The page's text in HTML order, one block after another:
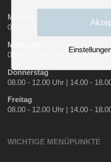
Montag und Dienstag
08.00 - 12.00 Uhr | 14.00 -
Mittwoch
08.00 - 12.00 Uhr | 14.00 -
Donnerstag
08.00 - 12.00 Uhr | 14.00 -
Freitag
08.00 - 12.00 Uhr | 14.00 -
WICHTIGE MENÜPUNKTE